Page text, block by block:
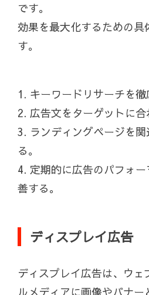
です。
効果を最大化するための具
す。
1. キーワードリサーチを徹
2. 広告文をターゲットに合
3. ランディングページを
る。
4. 定期的に広告のパフォ
善する。
ディスプレイ広告
ディスプレイ広告は、ウェ
ルメディアに画像やバナ